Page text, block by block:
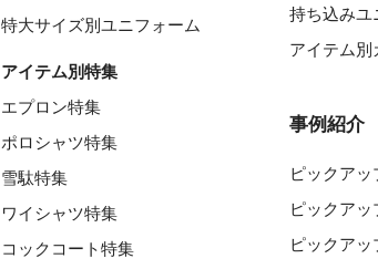
特大サイズ別ユニフォーム
アイテム別特集
エプロン特集
ポロシャツ特集
雪駄特集
ワイシャツ特集
コックコート特集
持ち込みユ
アイテム別
事例紹介
ピックアッ
ピックアッ
ピックアッ